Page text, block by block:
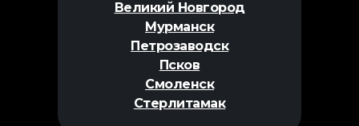
Великий Новгород
Мурманск
Петрозаводск
Псков
Смоленск
Стерлитамак